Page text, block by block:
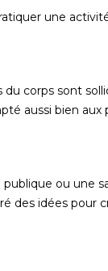
une
corps sont
aussi bien
ou une
des idées pour